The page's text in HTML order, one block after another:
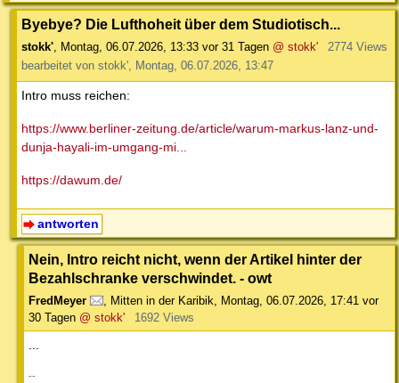
Byebye? Die Lufthoheit über dem Studiotisch...
stokk', Montag, 06.07.2026, 13:33 vor 31 Tagen @ stokk'
2774 Views
bearbeitet von stokk', Montag, 06.07.2026, 13:47
Intro muss reichen:
https://www.berliner-zeitung.de/article/warum-markus-lanz-und-
dunja-hayali-im-umgang-mi...
https://dawum.de/
antworten
Nein, Intro reicht nicht, wenn der Artikel hinter der
Bezahlschranke verschwindet. - owt
FredMeyer , Mitten in der Karibik, Montag, 06.07.2026, 17:41 vor
30 Tagen @ stokk' 1692 Views
--